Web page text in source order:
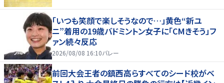
「いつも笑顔で楽しそうなので…」黄色“新ユ
ニ”着用の19歳バドミントン女子に「CMきそう」フ
ァン続々反応
2026/08/08 16:10バレー
前回大会王者の鎮西高らすべてのシード校がベ